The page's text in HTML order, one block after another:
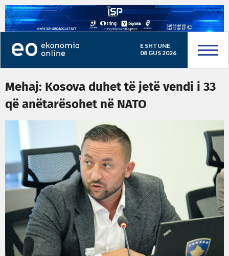
E SHTUNË
08 GUS 2026
Mehaj: Kosova duhet të jetë vendi i 33
që anëtarësohet në NATO